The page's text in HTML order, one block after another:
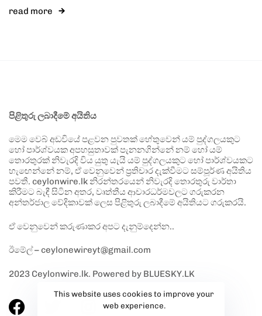
read more
පිළිතුරු ලබාදීමේ අයිතිය
මෙම වෙබ් අඩවියේ පළවන පුවතක් හේතුවෙන් යම් පුද්ගලයකුට
හෝ පාර්ශ්වයක අපහසුතාවක් පැනනගින්නේ නම් හෝ යම්
තොරතුරක් නිවැරදි විය යුතු යැයි යම් පුද්ගලයකුට හෝ පාර්ශ්වයකට
හැඟෙන්නේ නම්, ඒ වෙනුවෙන් ප්‍රතිචාර දැක්වීමට සම්පූර්ණ අයිතිය
පවතී. ceylonwire.lk නිරන්තරයෙන් නිවැරදි තොරතුරු වාර්තා
කිරීමට බැඳී සිටින අතර, වෘත්තීය ආචාරධර්මවලට ගරුකරන
අන්තර්ජාල වේදිකාවක් ලෙස පිළිතුරු ලබාදීමේ අයිතියට ගරුකරයි.
ඒ වෙනුවෙන් කරුණාකර අපට දැනුම්දෙන්න..
ඊමේල් – ceylonewireyt@gmail.com
2023 Ceylonwire.lk. Powered by BLUESKY.LK
This website uses cookies to improve your
web experience.